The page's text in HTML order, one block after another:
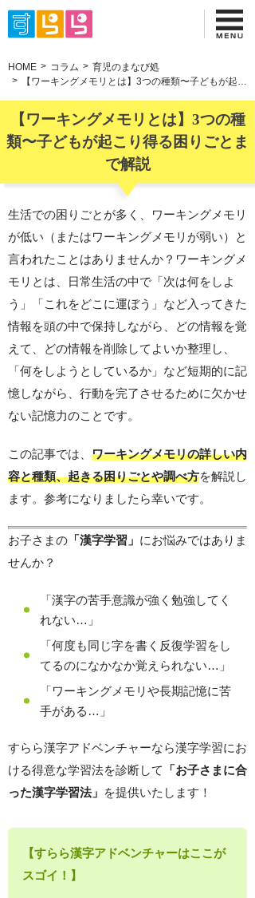
HOME コラム
育児のまなび処
【ワーキングメモリとは】3つの種類〜子どもが起こり得る困りごとまで解説
【ワーキングメモリとは】3つの種
類〜子どもが起こり得る困りごとま
で解説
生活での困りごとが多く、ワーキングメモリ
が低い（またはワーキングメモリが弱い）と
言われたことはありませんか？ワーキングメ
モリとは、日常生活の中で「次は何をしよ
う」「これをどこに運ぼう」など入ってきた
情報を頭の中で保持しながら、どの情報を覚
えて、どの情報を削除してよいか整理し、
「何をしようとしているか」など短期的に記
憶しながら、行動を完了させるために欠かせ
ない記憶力のことです。
この記事では、 ワーキングメモリの詳しい内
容と種類、起きる困りごとや調べ方を解説し
ます。参考になりましたら幸いです。
お子さまの「漢字学習」 にお悩みではありま
せんか？
「漢字の苦手意識が強く勉強してく
れない…」
「何度も同じ字を書く反復学習をし
てるのになかなか覚えられない…」
「ワーキングメモリや長期記憶に苦
手がある…」
すらら漢字アドベンチャーなら漢字学習にお
ける得意な学習法を診断して 「お子さまに合
った漢字学習法」 を提供いたします！
【すらら漢字アドベンチャーはここが
スゴイ！】